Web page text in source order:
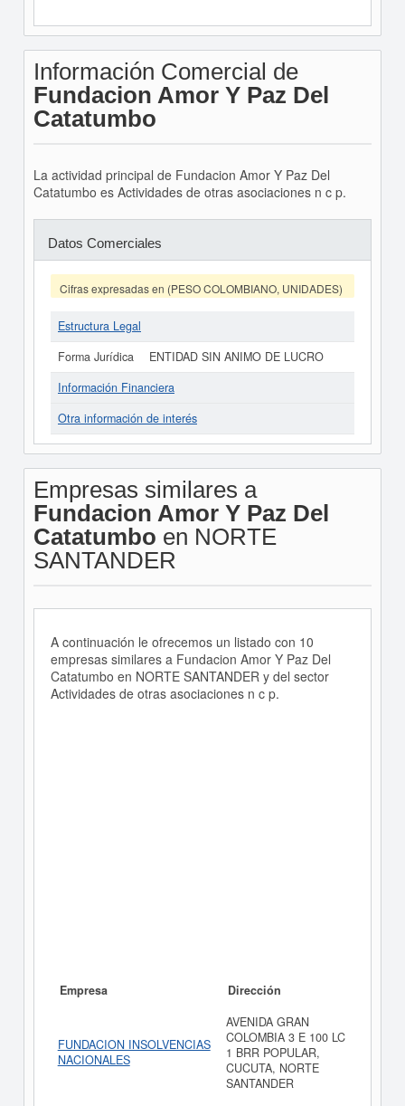
Información Comercial de
Fundacion Amor Y Paz Del
Catatumbo
La actividad principal de Fundacion Amor Y Paz Del
Catatumbo es Actividades de otras asociaciones n c p.
Datos Comerciales
Cifras expresadas en (PESO COLOMBIANO, UNIDADES)
Estructura Legal
Forma Jurídica
ENTIDAD SIN ANIMO DE LUCRO
Información Financiera
Otra información de interés
Empresas similares a
Fundacion Amor Y Paz Del
Catatumbo en NORTE
SANTANDER
A continuación le ofrecemos un listado con 10
empresas similares a Fundacion Amor Y Paz Del
Catatumbo en NORTE SANTANDER y del sector
Actividades de otras asociaciones n c p.
Empresa Dirección
FUNDACION INSOLVENCIAS
NACIONALES
AVENIDA GRAN
COLOMBIA 3 E 100 LC
1 BRR POPULAR,
CUCUTA, NORTE
SANTANDER